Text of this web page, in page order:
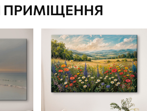
ПРИМІЩЕННЯ